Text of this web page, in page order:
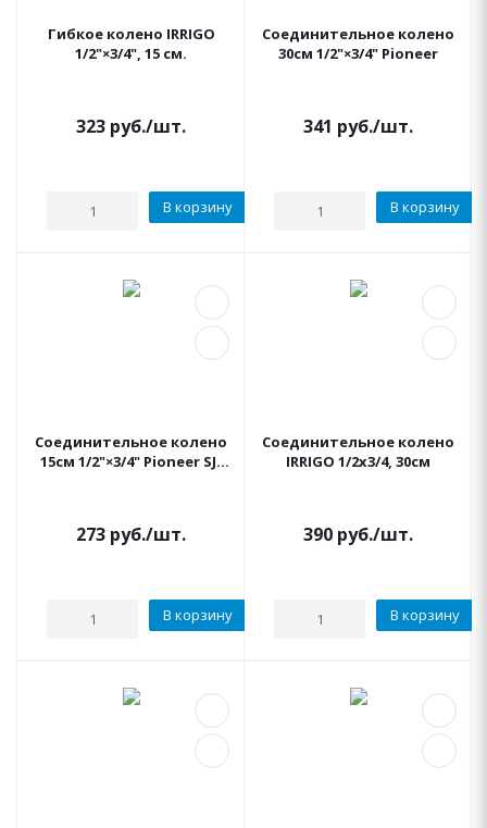
Гибкое колено IRRIGO
1/2"×3/4", 15 см.
323 руб./шт.
В корзину
Соединительное колено
30см 1/2"×3/4" Pioneer
341 руб./шт.
В корзину
Соединительное колено
15см 1/2"×3/4" Pioneer SJ-
273 руб./шт.
В корзину
Соединительное колено
IRRIGO 1/2х3/4, 30см
390 руб./шт.
В корзину